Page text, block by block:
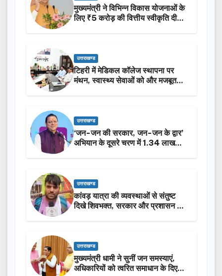
मुख्यमंत्री ने विभिन्न विकास योजनाओं के
लिए ₹5 करोड़ की वित्तीय स्वीकृति दी…
उत्तराखण्ड
टिहरी में मेडिकल कॉलेज स्थापना पर
मंथन, स्वास्थ्य सेवाओं को और मजबूत
उत्तराखण्ड
‘जन-जन की सरकार, जन-जन के द्वार’
अभियान के दूसरे चरण में 1.34 लाख
उत्तराखण्ड
कांवड़ यात्रा की व्यवस्थाओं से संतुष्ट
दिखे शिवभक्त, सरकार और प्रशासन की
उत्तराखण्ड
मुख्यमंत्री धामी ने सुनीं जन समस्याएं,
अधिकारियों को त्वरित समाधान के दिए